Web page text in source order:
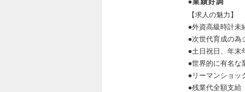
【求人の魅力】
●外資高級時計未
●次世代育成の為
●土日祝日、年末
●世界的に有名な
●リーマンショッ
●残業代全額支給